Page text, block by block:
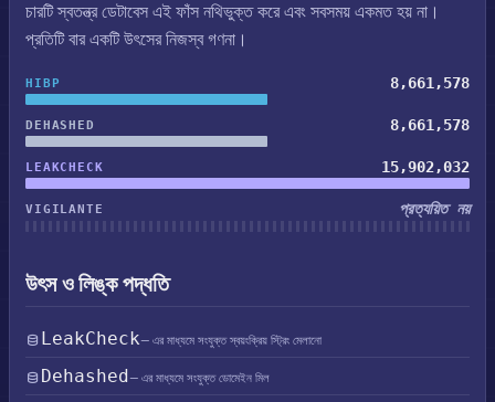
চারটি স্বতন্ত্র ডেটাবেস এই ফাঁস নথিভুক্ত করে এবং সবসময় একমত হয় না।
প্রতিটি বার একটি উৎসের নিজস্ব গণনা।
HIBP 8,661,578
DEHASHED 8,661,578
LEAKCHECK 15,902,032
VIGILANTE প্রত্যয়িত নয়
উৎস ও লিঙ্ক পদ্ধতি
LeakCheck— এর মাধ্যমে সংযুক্ত স্বয়ংক্রিয় স্ট্রিং মেলানো
Dehashed— এর মাধ্যমে সংযুক্ত ডোমেইন মিল